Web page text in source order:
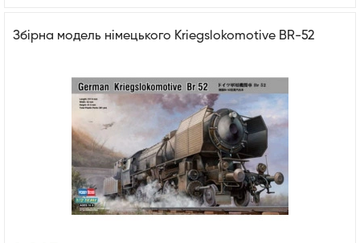
Збірна модель німецького Kriegslokomotive BR-52